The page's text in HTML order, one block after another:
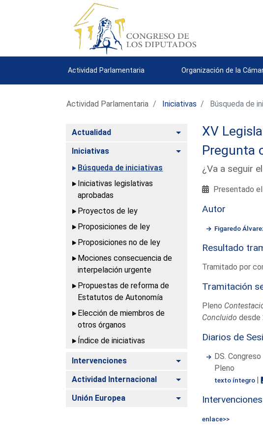
Actividad Parlamentaria Organización de la
Actividad Parlamentaria Iniciativas Búsqueda de
Actualidad Alternar
Iniciativas
Alternar
Búsqueda de iniciativas
Iniciativas legislativas
aprobadas
Proyectos de ley
Proposiciones de ley
Proposiciones no de ley
Mociones consecuencia de
interpelación urgente
Propuestas de reforma de
Estatutos de Autonomía
Elección de miembros de
otros órganos
Índice de iniciativas
Intervenciones Alternar
Actividad Internacional Alternar
Unión Europea Alternar
XV
Pregunta
¿Va a seguir
Presentado
Autor
Figaredo
Resultado
Tramitado por
Tramitación
Pleno
Concluido
Diarios de
DS.
Pleno
texto íntegro |
Intervenciones
enlace>>